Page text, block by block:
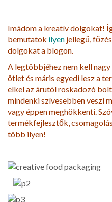
Imádom a kreatív dolgokat!
bemutatok ilyen jellegű,
dolgokat a blogon.
A legtöbbjéhez nem kell
ötlet és máris egyedi lesz a
elkel az árutól roskadozó
mindenki szívesebben veszi
vagy éppen meghökkenti.
termékfejlesztők,
több ilyen!